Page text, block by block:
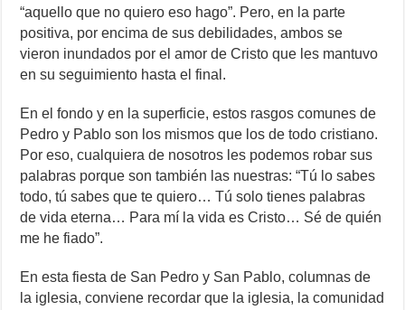
“aquello que no quiero eso hago”. Pero, en la parte
positiva, por encima de sus debilidades, ambos se
vieron inundados por el amor de Cristo que les mantuvo
en su seguimiento hasta el final.
En el fondo y en la superficie, estos rasgos comunes de
Pedro y Pablo son los mismos que los de todo cristiano.
Por eso, cualquiera de nosotros les podemos robar sus
palabras porque son también las nuestras: “Tú lo sabes
todo, tú sabes que te quiero… Tú solo tienes palabras
de vida eterna… Para mí la vida es Cristo… Sé de quién
me he fiado”.
En esta fiesta de San Pedro y San Pablo, columnas de
la iglesia, conviene recordar que la iglesia, la comunidad